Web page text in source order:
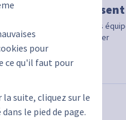
pour
ce qu'il faut pour
suite, cliquez sur le
le pied de page.
Omnipresent
Employez des
le monde entier
Tech